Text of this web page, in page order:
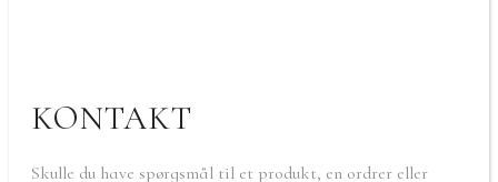
KONTAKT
Skulle du have spørgsmål til et produkt, en ordrer eller